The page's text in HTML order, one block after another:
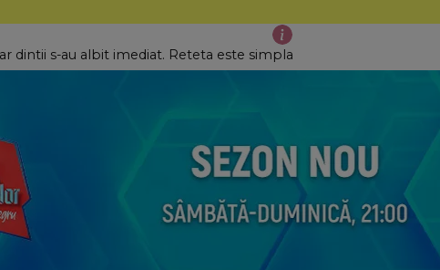
dintii s-au albit imediat. Reteta este simpla